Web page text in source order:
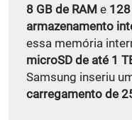
8 GB de RAM e
armazenamento
essa memória
microSD de até 1
Samsung inseriu
carregamento de